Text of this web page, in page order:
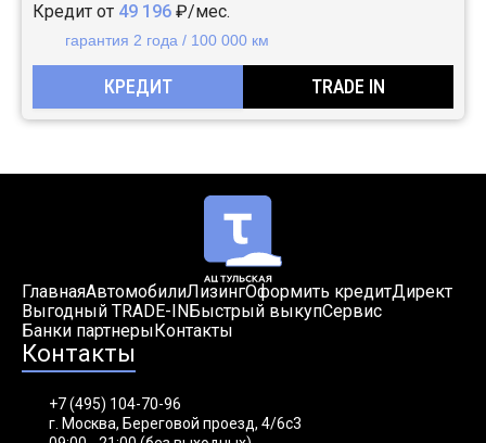
Кредит от 49 196 ₽/мес.
гарантия 2 года / 100 000 км
КРЕДИТ TRADE IN
ГлавнаяАвтомобилиЛизингОформить кредитДирект
Выгодный TRADE-INБыстрый выкупСервис
Банки партнерыКонтакты
Контакты
+7 (495) 104-70-96
г. Москва, Береговой проезд, 4/6с3